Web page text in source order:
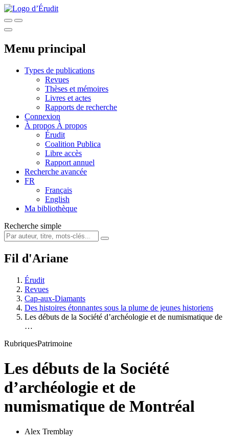
Menu principal
Types de publications
Revues
Thèses et mémoires
Livres et actes
Rapports de recherche
Connexion
À propos À propos
Érudit
Coalition Publica
Libre accès
Rapport annuel
Recherche avancée
FR
Français
English
Ma bibliothèque
Recherche simple
Fil d'Ariane
Érudit
Revues
Cap-aux-Diamants
Des histoires étonnantes sous la plume de jeunes historiens
Les débuts de la Société d’archéologie et de numismatique de
…
RubriquesPatrimoine
Les débuts de la Société
d’archéologie et de
numismatique de Montréal
Alex Tremblay